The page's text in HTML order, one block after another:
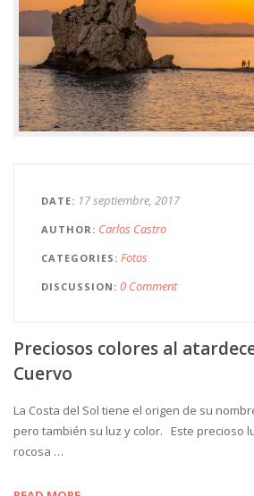
DATE 17 septiembre, 2017
AUTHOR Carlos Castro
CATEGORIES Fotos
DISCUSSION 0 Comment
Preciosos colores al
Cuervo
La Costa del Sol tiene el origen de su
pero también su luz y color. Este precioso
rocosa …